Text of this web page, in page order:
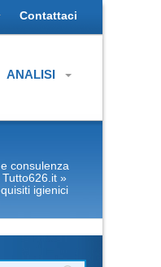
Contattaci
ANALISI
consulenza
»
igienici